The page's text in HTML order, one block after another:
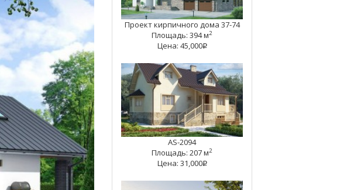
Проект кирпичного дома 37-74
Площадь: 394 м2
Цена: 45,000q
AS-2094
Площадь: 207 м2
Цена: 31,000q